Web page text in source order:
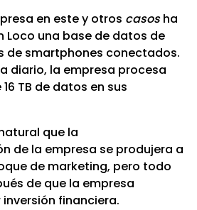
en este y otros casosha
Loco una base de datos de
de smartphones conectados.
diario, la empresa procesa
TB de datos en sus
que la
de la empresa se produjera a
de marketing, pero todo
de que la empresa
financiera.